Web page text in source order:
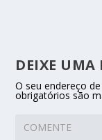
DEIXE UMA
O seu endereço
obrigatórios são